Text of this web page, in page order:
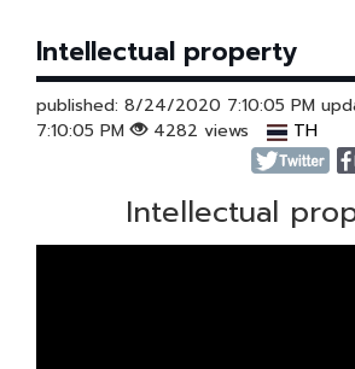
Intellectual property
published: 8/24/2020 7:10:05 PM
7:10:05 PM
4282 views TH
Intellectual